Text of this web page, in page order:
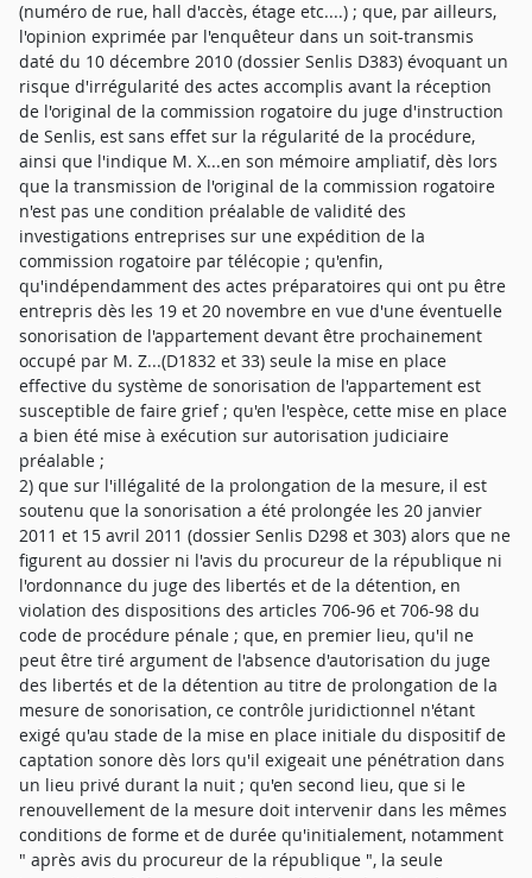
(numéro de rue, hall d'accès, étage etc....) ; que, par ailleurs,
l'opinion exprimée par l'enquêteur dans un soit-transmis
daté du 10 décembre 2010 (dossier Senlis D383) évoquant un
risque d'irrégularité des actes accomplis avant la réception
de l'original de la commission rogatoire du juge d'instruction
de Senlis, est sans effet sur la régularité de la procédure,
ainsi que l'indique M. X...en son mémoire ampliatif, dès lors
que la transmission de l'original de la commission rogatoire
n'est pas une condition préalable de validité des
investigations entreprises sur une expédition de la
commission rogatoire par télécopie ; qu'enfin,
qu'indépendamment des actes préparatoires qui ont pu être
entrepris dès les 19 et 20 novembre en vue d'une éventuelle
sonorisation de l'appartement devant être prochainement
occupé par M. Z...(D1832 et 33) seule la mise en place
effective du système de sonorisation de l'appartement est
susceptible de faire grief ; qu'en l'espèce, cette mise en place
a bien été mise à exécution sur autorisation judiciaire
préalable ;
2) que sur l'illégalité de la prolongation de la mesure, il est
soutenu que la sonorisation a été prolongée les 20 janvier
2011 et 15 avril 2011 (dossier Senlis D298 et 303) alors que ne
figurent au dossier ni l'avis du procureur de la république ni
l'ordonnance du juge des libertés et de la détention, en
violation des dispositions des articles 706-96 et 706-98 du
code de procédure pénale ; que, en premier lieu, qu'il ne
peut être tiré argument de l'absence d'autorisation du juge
des libertés et de la détention au titre de prolongation de la
mesure de sonorisation, ce contrôle juridictionnel n'étant
exigé qu'au stade de la mise en place initiale du dispositif de
captation sonore dès lors qu'il exigeait une pénétration dans
un lieu privé durant la nuit ; qu'en second lieu, que si le
renouvellement de la mesure doit intervenir dans les mêmes
conditions de forme et de durée qu'initialement, notamment
" après avis du procureur de la république ", la seule